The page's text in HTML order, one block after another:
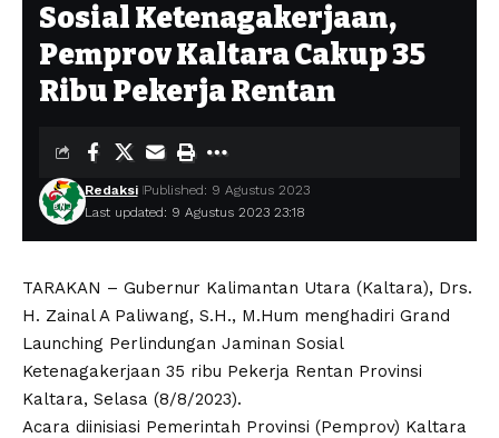
Sosial Ketenagakerjaan,
Pemprov Kaltara Cakup 35
Ribu Pekerja Rentan
Last updated: 9 Agustus 2023 23:18
Redaksi Published: 9 Agustus 2023
TARAKAN – Gubernur Kalimantan Utara (Kaltara), Drs.
H. Zainal A Paliwang, S.H., M.Hum menghadiri Grand
Launching Perlindungan Jaminan Sosial
Ketenagakerjaan 35 ribu Pekerja Rentan Provinsi
Kaltara, Selasa (8/8/2023).
Acara diinisiasi Pemerintah Provinsi (Pemprov) Kaltara